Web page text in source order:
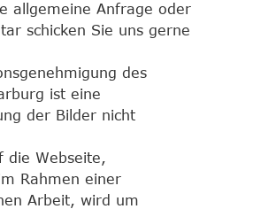
allgemeine Anfrage oder
schicken Sie uns gerne
des
ist eine
der Bilder nicht
die Webseite,
Rahmen einer
Arbeit, wird um